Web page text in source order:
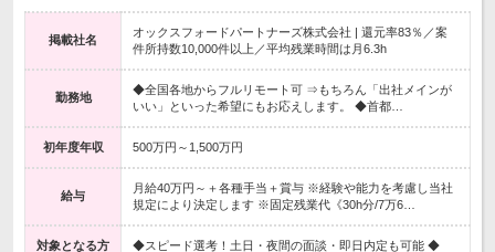
掲載社名
オックスフォードパートナーズ株式会社 | 還元率83％／案
件所持数10,000件以上／平均残業時間は月6.3h
勤務地
◆全国各地からフルリモート可 ⇒もちろん「出社メインが
いい」といった希望にもお応えします。 ◆首都…
初年度年収 500万円～1,500万円
給与
月給40万円～＋各種手当＋賞与 ※経験や能力を考慮し当社
規定により決定します ※固定残業代《30h分/7万6…
対象となる方 ◆スピード選考！土日・夜間の面談・即日内定も可能 ◆